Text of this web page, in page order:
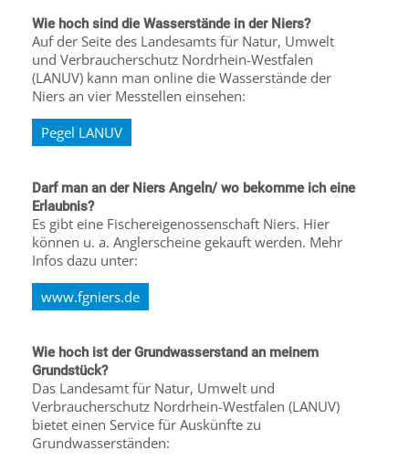
Wie hoch sind die Wasserstände in der Niers?
Auf der Seite des Landesamts für Natur, Umwelt
und Verbraucherschutz Nordrhein-Westfalen
(LANUV) kann man online die Wasserstände der
Niers an vier Messtellen einsehen:
Pegel LANUV
Darf man an der Niers Angeln/ wo bekomme ich eine
Erlaubnis?
Es gibt eine Fischereigenossenschaft Niers. Hier
können u. a. Anglerscheine gekauft werden. Mehr
Infos dazu unter:
www.fgniers.de
Wie hoch ist der Grundwasserstand an meinem
Grundstück?
Das Landesamt für Natur, Umwelt und
Verbraucherschutz Nordrhein-Westfalen (LANUV)
bietet einen Service für Auskünfte zu
Grundwasserständen: